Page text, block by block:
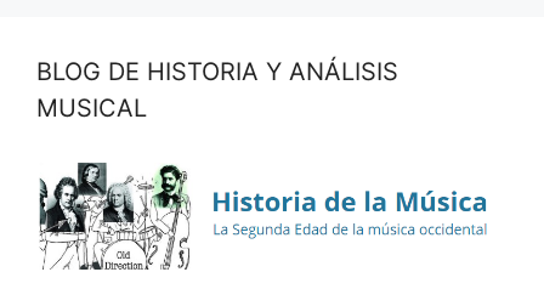
BLOG DE HISTORIA Y ANÁLISIS
MUSICAL